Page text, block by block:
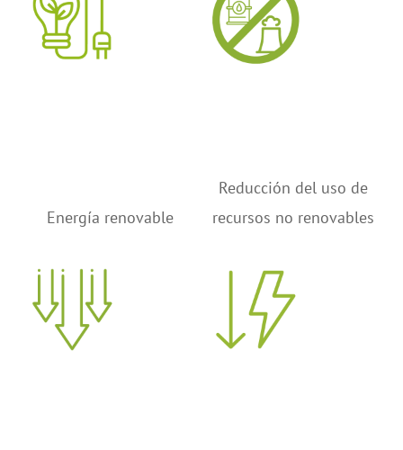
Energía renovable
Reducción del uso de
recursos no renovables